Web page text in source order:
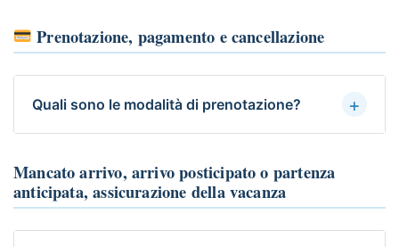
Prenotazione, pagamento e cancellazione
Quali sono le modalità di prenotazione? +
Mancato arrivo, arrivo posticipato o partenza
anticipata, assicurazione della vacanza